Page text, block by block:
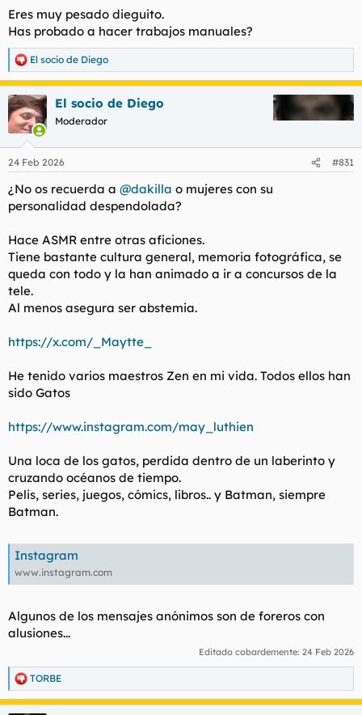
:
Eres muy pesado dieguito.
Has probado a hacer trabajos manuales?
R
e
a
c
c
i
e
:
El socio de Diego
El socio de Diego
Moderador
24 Feb 2026 #831
¿No os recuerda a @dakilla o mujeres con su
personalidad despendolada?
Hace ASMR entre otras aficiones.
Tiene bastante cultura general, memoria fotográfica, se
queda con todo y la han animado a ir a concursos de la
tele.
Al menos asegura ser abstemia.
https://x.com/_Maytte_
He tenido varios maestros Zen en mi vida. Todos ellos han
sido Gatos
https://www.instagram.com/may_luthien
Una loca de los gatos, perdida dentro de un laberinto y
cruzando océanos de tiempo.
Pelis, series, juegos, cómics, libros.. y Batman, siempre
Batman.
Instagram
www.instagram.com
Algunos de los mensajes anónimos son de foreros con
alusiones...
Editado cobardemente: 24 Feb 2026
R
e
a
TORBE